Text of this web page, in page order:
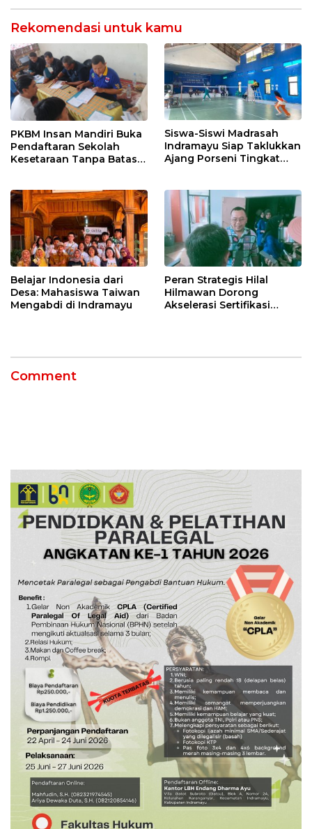
Rekomendasi untuk kamu
PKBM Insan Mandiri Buka
Pendaftaran Sekolah
Kesetaraan Tanpa Batas
Siswa-Siswi Madrasah
Indramayu Siap Taklukkan
Ajang Porseni Tingkat
Belajar Indonesia dari
Desa: Mahasiswa Taiwan
Mengabdi di Indramayu
Peran Strategis Hilal
Hilmawan Dorong
Akselerasi Sertifikasi
Comment